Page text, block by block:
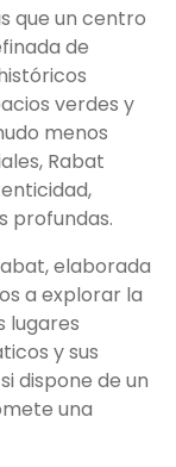
que un centro
de
verdes y
menos
Rabat
profundas.
elaborada
a explorar la
lugares
y sus
dispone de un
una